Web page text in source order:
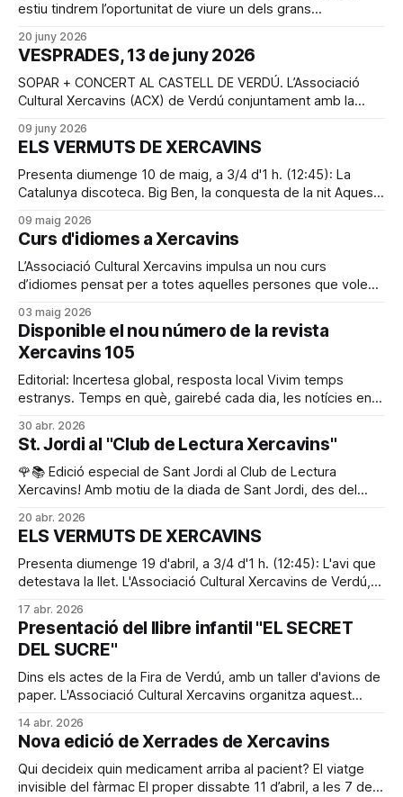
estiu tindrem l’oportunitat de viure un dels grans
fenomen astronòmic extraordinari que, des de l’antiguitat,
ha despertat la curiositat, l’admiració i fins i tot
20 juny 2026
VESPRADES, 13 de juny 2026
SOPAR + CONCERT AL CASTELL DE VERDÚ. L’Associació
Cultural Xercavins (ACX) de Verdú conjuntament amb la
música organitzen per aquest dissabte 13 de juny a les 10 h
del vespre el concert Vesprades, que gaudirà de l’actuació
del conjunt
09 juny 2026
ELS VERMUTS DE XERCAVINS
Presenta diumenge 10 de maig, a 3/4 d'1 h. (12:45): La
Catalunya discoteca. Big Ben, la conquesta de la nit Aquest
Xercavins oferiran una nova proposta cultural amb la
presentació del llibre La Catalunya
09 maig 2026
Curs d'idiomes a Xercavins
L’Associació Cultural Xercavins impulsa un nou curs
d’idiomes pensat per a totes aquelles persones que volen
manera pràctica, propera i dinàmica. Es tracta d’una
proposta especialment interessant per a qui gaudeix
viatjant o vol preparar-
03 maig 2026
Disponible el nou número de la revista
Xercavins 105
Editorial: Incertesa global, resposta local Vivim temps
estranys. Temps en què, gairebé cada dia, les notícies ens
guerres a Ucraïna, a Iran, Gaza o al Líban i tantes altres que
ni tan sols ocupen titulars- ens dibuixen un món convuls,
sovint difícil
30 abr. 2026
St. Jordi al "Club de Lectura Xercavins"
🌹📚 Edició especial de Sant Jordi al Club de Lectura
Xercavins! Amb motiu de la diada de Sant Jordi, des del
especial oberta a tothom qui hi vulgui participar. 📅 Hora: a
les 7 h de la tarda 📍 Lloc: Botiga de l’
20 abr. 2026
ELS VERMUTS DE XERCAVINS
Presenta diumenge 19 d'abril, a 3/4 d'1 h. (12:45): L'avi que
detestava la llet. L'Associació Cultural Xercavins de Verdú,
presentació del llibre L'avi que detestava la llet,
17 abr. 2026
Presentació del llibre infantil "EL SECRET
DEL SUCRE"
Dins els actes de la Fira de Verdú, amb un taller d'avions de
paper. L'Associació Cultural Xercavins organitza aquest
les nombroses activitats organitzades al llarg de la jornada
de celebració de
14 abr. 2026
Nova edició de Xerrades de Xercavins
Qui decideix quin medicament arriba al pacient? El viatge
invisible del fàrmac El proper dissabte 11 d’abril, a les 7 de